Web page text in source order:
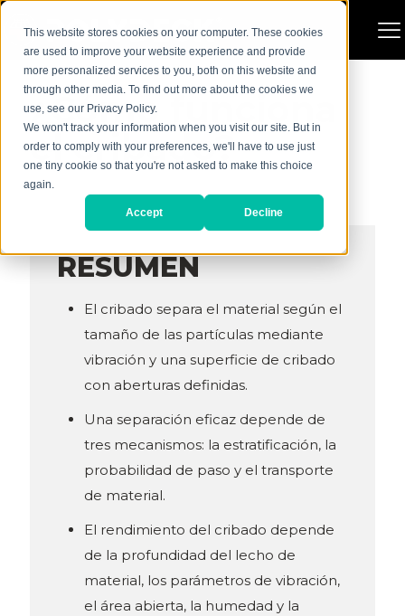
This website stores cookies on your computer. These cookies
are used to improve your website experience and provide
more personalized services to you, both on this website and
through other media. To find out more about the cookies we
use, see our Privacy Policy.
We won't track your information when you visit our site. But in
order to comply with your preferences, we'll have to use just
one tiny cookie so that you're not asked to make this choice
again.
Accept Decline
¿Cómo funciona
el cribado?
RESUMEN
El cribado separa el material según el
tamaño de las partículas mediante
vibración y una superficie de cribado
con aberturas definidas.
Una separación eficaz depende de
tres mecanismos: la estratificación, la
probabilidad de paso y el transporte
de material.
El rendimiento del cribado depende
de la profundidad del lecho de
material, los parámetros de vibración,
el área abierta, la humedad y la